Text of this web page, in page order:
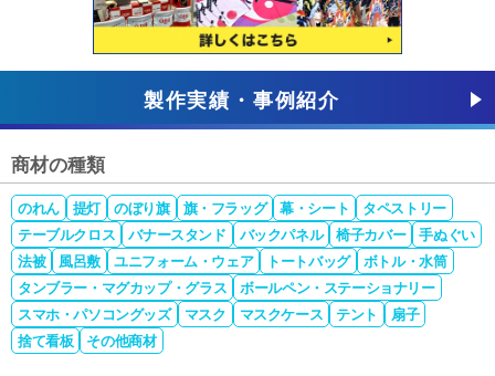
製作実績・事例紹介
商材の種類
のれん 提灯 のぼり旗 旗・フラッグ 幕・シート
タペストリー
テーブルクロス
バナースタンド バックパネル 椅子カバー
手ぬぐい
法被
風呂敷 ユニフォーム・ウェア トートバッグ
ボトル・水筒
タンブラー・マグカップ・グラス
ボールペン・ステーショナリー
スマホ・パソコングッズ
マスク マスクケース テント
扇子
捨て看板
その他商材